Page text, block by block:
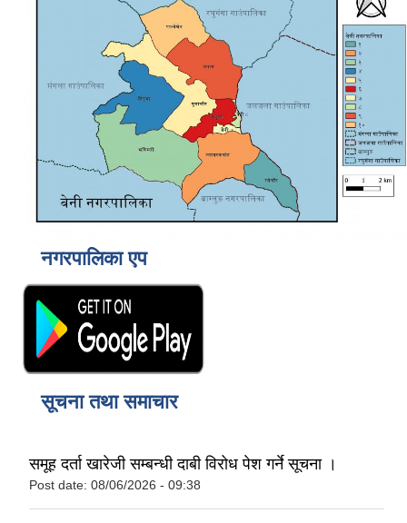
नगरपालिका एप
सूचना तथा समाचार
समूह दर्ता खारेजी सम्बन्धी दाबी विरोध पेश गर्ने सूचना ।
Post date: 08/06/2026 - 09:38